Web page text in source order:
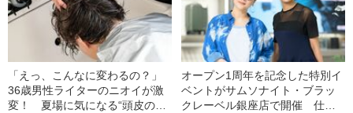
「えっ、こんなに変わるの？」
36歳男性ライターのニオイが激
変！ 夏場に気になる“頭皮のニ
オープン1周年を記念した特別イ
ベントがサムソナイト・ブラッ
クレーベル銀座店で開催 仕事